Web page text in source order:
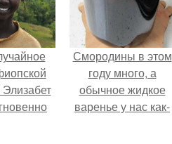
Смородины в этом
году много, а
обычное жидкое
варенье у нас как-